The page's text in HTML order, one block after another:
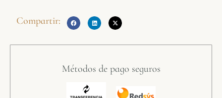
Compartir:
Métodos de pago seguros